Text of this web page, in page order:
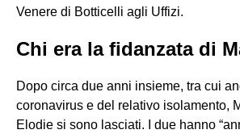
Venere di Botticelli agli Uffizi.
Chi era la fidanzata di
Dopo circa due anni insieme, tra cui
coronavirus e del relativo isolamento,
Elodie si sono lasciati. I due hanno